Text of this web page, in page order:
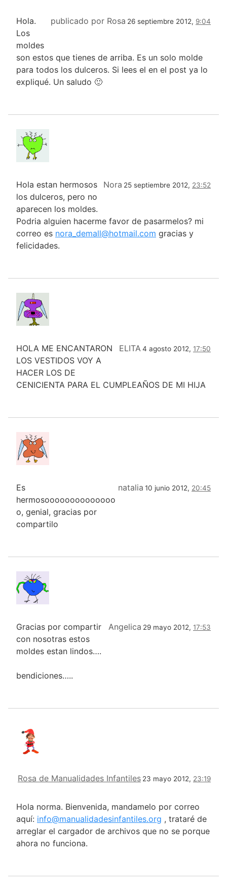
publicado por Rosa 26 septiembre 2012, 9:04
Hola.
Los
moldes
son estos que tienes de arriba. Es un solo molde
para todos los dulceros. Si lees el en el post ya lo
expliqué. Un saludo 🙂
Nora 25 septiembre 2012, 23:52
Hola estan hermosos
los dulceros, pero no
aparecen los moldes.
Podria alguien hacerme favor de pasarmelos? mi
correo es nora_demall@hotmail.com gracias y
felicidades.
ELITA 4 agosto 2012, 17:50
HOLA ME ENCANTARON
LOS VESTIDOS VOY A
HACER LOS DE
CENICIENTA PARA EL CUMPLEAÑOS DE MI HIJA
natalia 10 junio 2012, 20:45
Es
hermosoooooooooooooo
o, genial, gracias por
compartilo
Angelica 29 mayo 2012, 17:53
Gracias por compartir
con nosotras estos
moldes estan lindos….
bendiciones…..
Rosa de Manualidades Infantiles 23 mayo 2012, 23:19
Hola norma. Bienvenida, mandamelo por correo
aquí: info@manualidadesinfantiles.org , trataré de
arreglar el cargador de archivos que no se porque
ahora no funciona.